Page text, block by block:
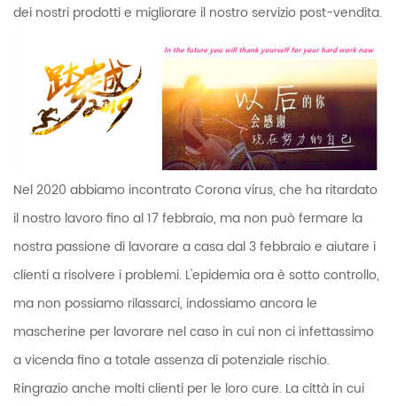
dei nostri prodotti e migliorare il nostro servizio post-vendita.
Nel 2020 abbiamo incontrato Corona vírus, che ha ritardato
il nostro lavoro fino al 17 febbraio, ma non può fermare la
nostra passione di lavorare a casa dal 3 febbraio e aiutare i
clienti a risolvere i problemi. L'epidemia ora è sotto controllo,
ma non possiamo rilassarci, indossiamo ancora le
mascherine per lavorare nel caso in cui non ci infettassimo
a vicenda fino a totale assenza di potenziale rischio.
Ringrazio anche molti clienti per le loro cure. La città in cui